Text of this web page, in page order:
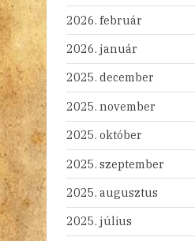
2026. február
2026. január
2025. december
2025. november
2025. október
2025. szeptember
2025. augusztus
2025. július